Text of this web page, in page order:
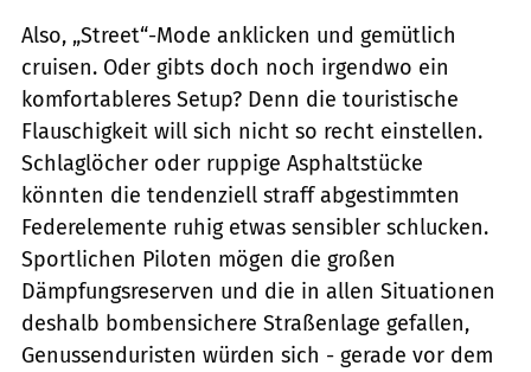
Also, „Street“-Mode anklicken und gemütlich
cruisen. Oder gibts doch noch irgendwo ein
komfortableres Setup? Denn die touristische
Flauschigkeit will sich nicht so recht einstellen.
Schlaglöcher oder ruppige Asphaltstücke
könnten die tendenziell straff abgestimmten
Federelemente ruhig etwas sensibler schlucken.
Sportlichen Piloten mögen die großen
Dämpfungsreserven und die in allen Situationen
deshalb bombensichere Straßenlage gefallen,
Genussenduristen würden sich - gerade vor dem